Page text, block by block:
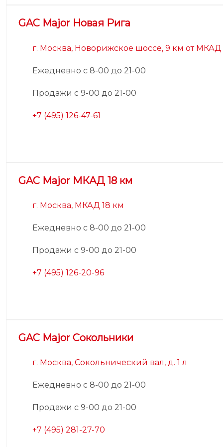
GAC Major Новая Рига
г. Москва, Новорижское шоссе, 9 км от МКАД
Ежедневно с 8-00 до 21-00
Продажи с 9-00 до 21-00
+7 (495) 126-47-61
GAC Major МКАД 18 км
г. Москва, МКАД 18 км
Ежедневно с 8-00 до 21-00
Продажи с 9-00 до 21-00
+7 (495) 126-20-96
GAC Major Сокольники
г. Москва, Сокольнический вал, д. 1 л
Ежедневно с 8-00 до 21-00
Продажи с 9-00 до 21-00
+7 (495) 281-27-70